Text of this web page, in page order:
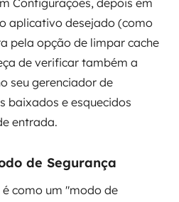
Configurações, depois em
aplicativo desejado (como
pela opção de limpar cache
de verificar também a
seu gerenciador de
baixados e esquecidos
entrada.
de Segurança
como um "modo de